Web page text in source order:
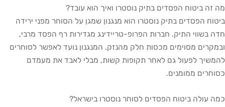
הפסדים בתיק נוסטרו ואיך הוא עובד?
בתיק נוסטרו הוא מנגנון שמגן על הסוחר מפני ירידה
התיק. חברות הפרופ-טריידינג מגדירות רף הפסד מרבי,
מסוימים מכסות חלק מהנזק. המנגנון נועד לאפשר לסוחרים
לפעול גם לאחר תקופות קשות, מבלי לאבד את מעמדם
ממומנים.
ביטוח הפסדים לסוחר נוסטרו בישראל?